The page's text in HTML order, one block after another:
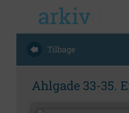
Tilbage
Ahlgade 33-35.